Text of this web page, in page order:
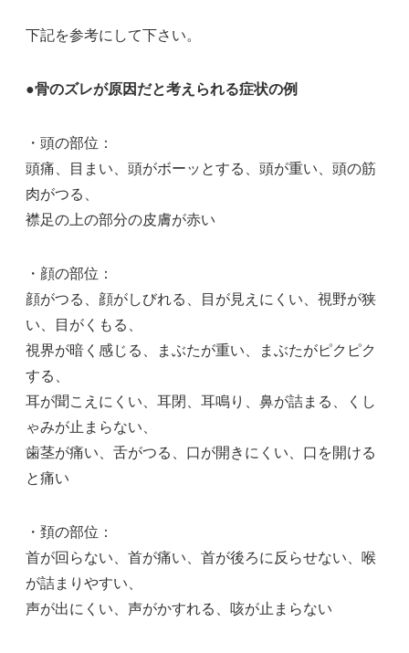
下記を参考にして下さい。
●骨のズレが原因だと考えられる症状の例
・頭の部位：
頭痛、目まい、頭がボーッとする、頭が重い、頭の筋
肉がつる、
襟足の上の部分の皮膚が赤い
・顔の部位：
顔がつる、顔がしびれる、目が見えにくい、視野が狭
い、目がくもる、
視界が暗く感じる、まぶたが重い、まぶたがピクピク
する、
耳が聞こえにくい、耳閉、耳鳴り、鼻が詰まる、くし
ゃみが止まらない、
歯茎が痛い、舌がつる、口が開きにくい、口を開ける
と痛い
・頚の部位：
首が回らない、首が痛い、首が後ろに反らせない、喉
が詰まりやすい、
声が出にくい、声がかすれる、咳が止まらない